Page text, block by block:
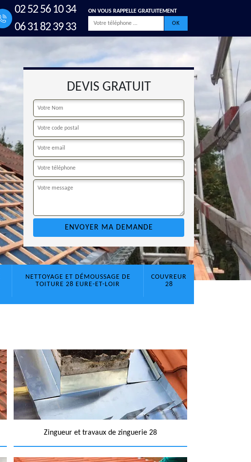
02 52 56 10 34
06 31 82 39 33
ON VOUS RAPPELLE GRATUITEMENT
DEVIS GRATUIT
NETTOYAGE ET DÉMOUSSAGE DE
TOITURE 28 EURE-ET-LOIR
COUVREUR
28
Zingueur et travaux de zinguerie 28